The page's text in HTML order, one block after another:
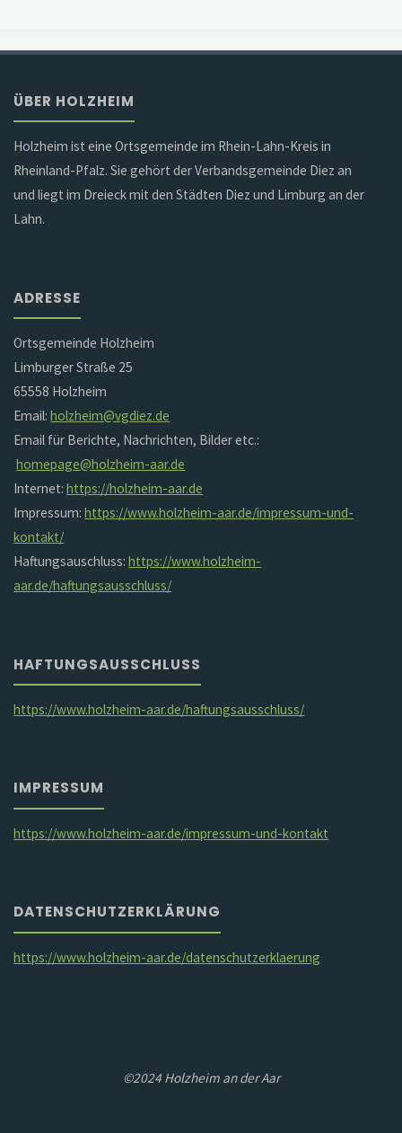
ÜBER HOLZHEIM
Holzheim ist eine Ortsgemeinde im Rhein-Lahn-Kreis in
Rheinland-Pfalz. Sie gehört der Verbandsgemeinde Diez an
und liegt im Dreieck mit den Städten Diez und Limburg an der
Lahn.
ADRESSE
Ortsgemeinde Holzheim
Limburger Straße 25
65558 Holzheim
Email:holzheim@vgdiez.de
Email für Berichte, Nachrichten, Bilder etc.:
homepage@holzheim-aar.de
Internet:https://holzheim-aar.de
Impressum:https://www.holzheim-aar.de/impressum-und-
kontakt/
Haftungsauschluss:https://www.holzheim-
aar.de/haftungsausschluss/
HAFTUNGSAUSSCHLUSS
https://www.holzheim-aar.de/haftungsausschluss/
IMPRESSUM
https://www.holzheim-aar.de/impressum-und-kontakt
DATENSCHUTZERKLÄRUNG
https://www.holzheim-aar.de/datenschutzerklaerung
©2024 Holzheim an der Aar